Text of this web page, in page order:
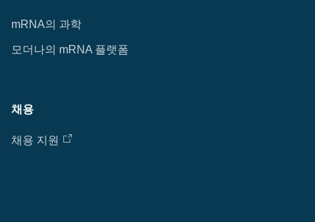
mRNA의 과학
모더나의 mRNA 플랫폼
채용
채용 지원